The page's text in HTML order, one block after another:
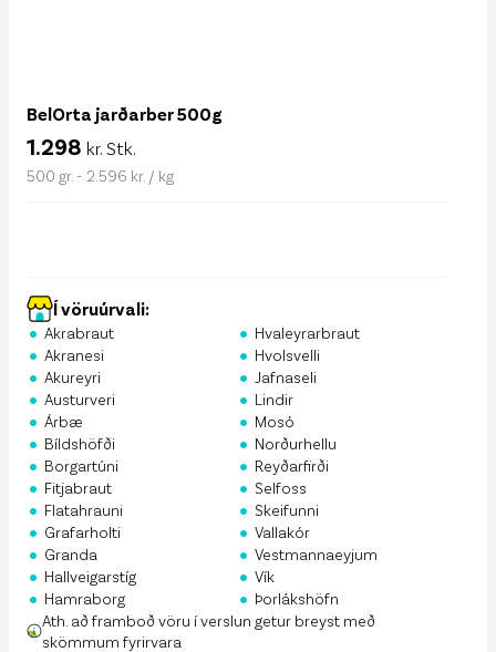
BelOrta jarðarber 500g
1.298 kr. Stk.
500 gr. - 2.596 kr. / kg
Í vöruúrvali:
• Akrabraut
• Akranesi
• Akureyri
• Austurveri
• Árbæ
• Bíldshöfði
• Borgartúni
• Fitjabraut
• Flatahrauni
• Grafarholti
• Granda
• Hallveigarstíg
• Hamraborg
• Hvaleyrarbraut
• Hvolsvelli
• Jafnaseli
• Lindir
• Mosó
• Norðurhellu
• Reyðarfirði
• Selfoss
• Skeifunni
• Vallakór
• Vestmannaeyjum
• Vík
• Þorlákshöfn
Ath. að framboð vöru í verslun getur breyst með
skömmum fyrirvara